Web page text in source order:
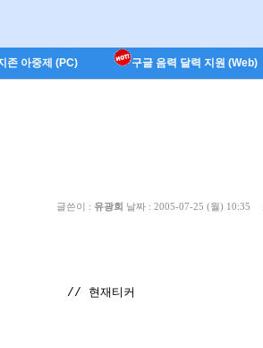
존 아중제 (PC) 구글 음력 달력 지원 (Web)
글쓴이 : 유광희 날짜 : 2005-07-25 (월) 10:35
// 현재티커